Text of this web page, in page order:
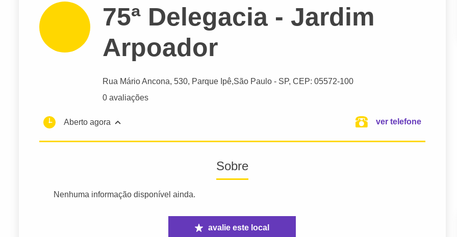
75ª Delegacia - Jardim
Arpoador
Rua Mário Ancona, 530, Parque Ipê,São Paulo - SP, CEP: 05572-100
0 avaliações
Aberto agora ver telefone
Sobre
Nenhuma informação disponível ainda.
avalie este local